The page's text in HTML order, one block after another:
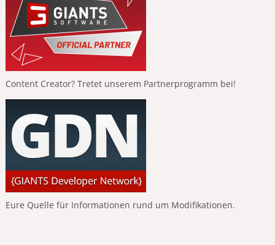
Content Creator? Tretet unserem Partnerprogramm bei!
Eure Quelle für Informationen rund um Modifikationen.